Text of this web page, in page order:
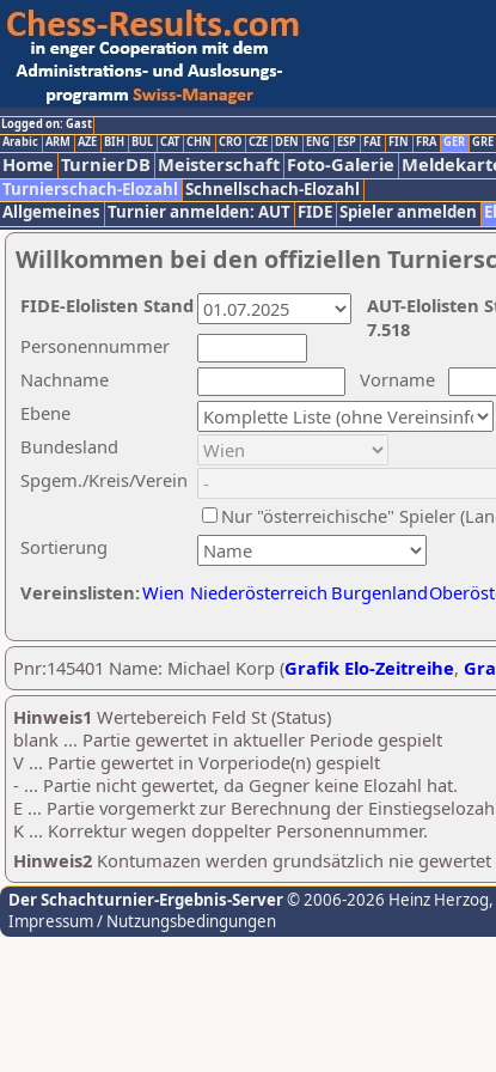
Logged on: Gast
Arabic ARM AZE BIH BUL CAT CHN CRO CZE DEN ENG ESP FAI FIN FRA GER GRE
Home TurnierDB Meisterschaft Foto-Galerie
Turnierschach-Elozahl Schnellschach-Elozahl
Allgemeines Turnier anmelden: AUT FIDE Spieler anmelden
Willkommen bei den offiziellen
Nachname
Vorname
Ebene
Sortierung
Personennummer
Bundesland
Spgem./Kreis/Verein
Nur "österreichische" Spieler
Vereinslisten:Wien Niederösterreich Burgenland
AUT-Elolisten
7.518
FIDE-Elolisten Stand
Pnr:145401 Name: Michael Korp (Grafik Elo-Zeitreihe,
Hinweis1 Wertebereich Feld St (Status)
blank ... Partie gewertet in aktueller Periode gespielt
V ... Partie gewertet in Vorperiode(n) gespielt
- ... Partie nicht gewertet, da Gegner keine Elozahl hat.
E ... Partie vorgemerkt zur Berechnung der
K ... Korrektur wegen doppelter Personennummer.
Hinweis2 Kontumazen werden grundsätzlich nie
Der Schachturnier-Ergebnis-Server© 2006-2026 Heinz Herzog
Impressum / Nutzungsbedingungen